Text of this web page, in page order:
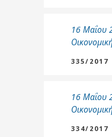
16 Μαΐου
335/2017
16 Μαΐου
334/2017